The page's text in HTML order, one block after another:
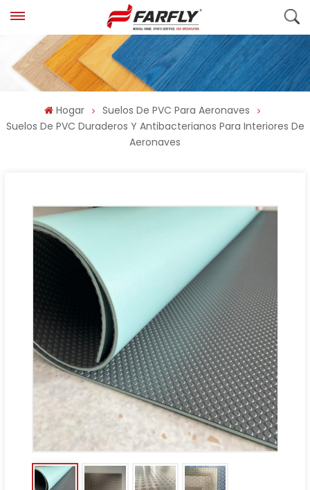
Hogar
Suelos De PVC Para Aeronaves
Suelos De PVC Duraderos Y Antibacterianos Para Interiores De
Aeronaves